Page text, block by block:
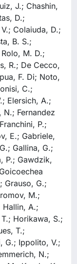
J.; Chashin,
D.;
Colaiuda, D.;
B. S.;
M. D.;
R.; De Cecco,
F. Di; Noto,
C.;
Elersich, A.;
N.; Fernandez
P.;
E.; Gabriele,
Gallina, G.;
P.; Gawdzik,
Grauso, G.;
M.;
Hallin, A.;
Horikawa, S.;
T.;
G.; Ippolito, V.;
N.;